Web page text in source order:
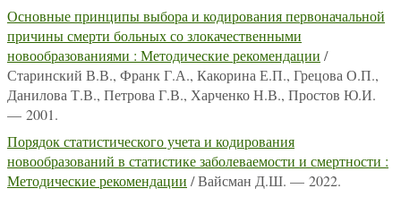
Основные принципы выбора и кодирования первоначальной
причины смерти больных со злокачественными
новообразованиями : Методические рекомендации /
Старинский В.В., Франк Г.А., Какорина Е.П., Грецова О.П.,
Данилова Т.В., Петрова Г.В., Харченко Н.В., Простов Ю.И.
— 2001.
Порядок статистического учета и кодирования
новообразований в статистике заболеваемости и смертности :
Методические рекомендации / Вайсман Д.Ш. — 2022.